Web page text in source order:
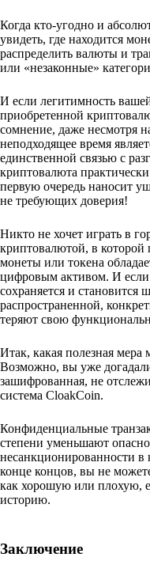
Когда кто-угодно и
увидеть, где находится
распределить валюты и
или «незаконные»
И если легитимность
приобретенной
сомнение, даже несмотря
неподходящее время
единственной связью с
криптовалюта
первую очередь наносит
не требующих доверия!
Никто не хочет играть в
криптовалютой, в которой
монеты или токена
цифровым активом. И если
сохраняется и становится
распространенной,
теряют свою
Итак, какая полезная мера
Возможно, вы уже
зашифрованная, не
система CloakCoin.
Конфиденциальные
степени уменьшают
несанкционированности в
конце концов, вы не
как хорошую или плохую,
историю.
Заключение